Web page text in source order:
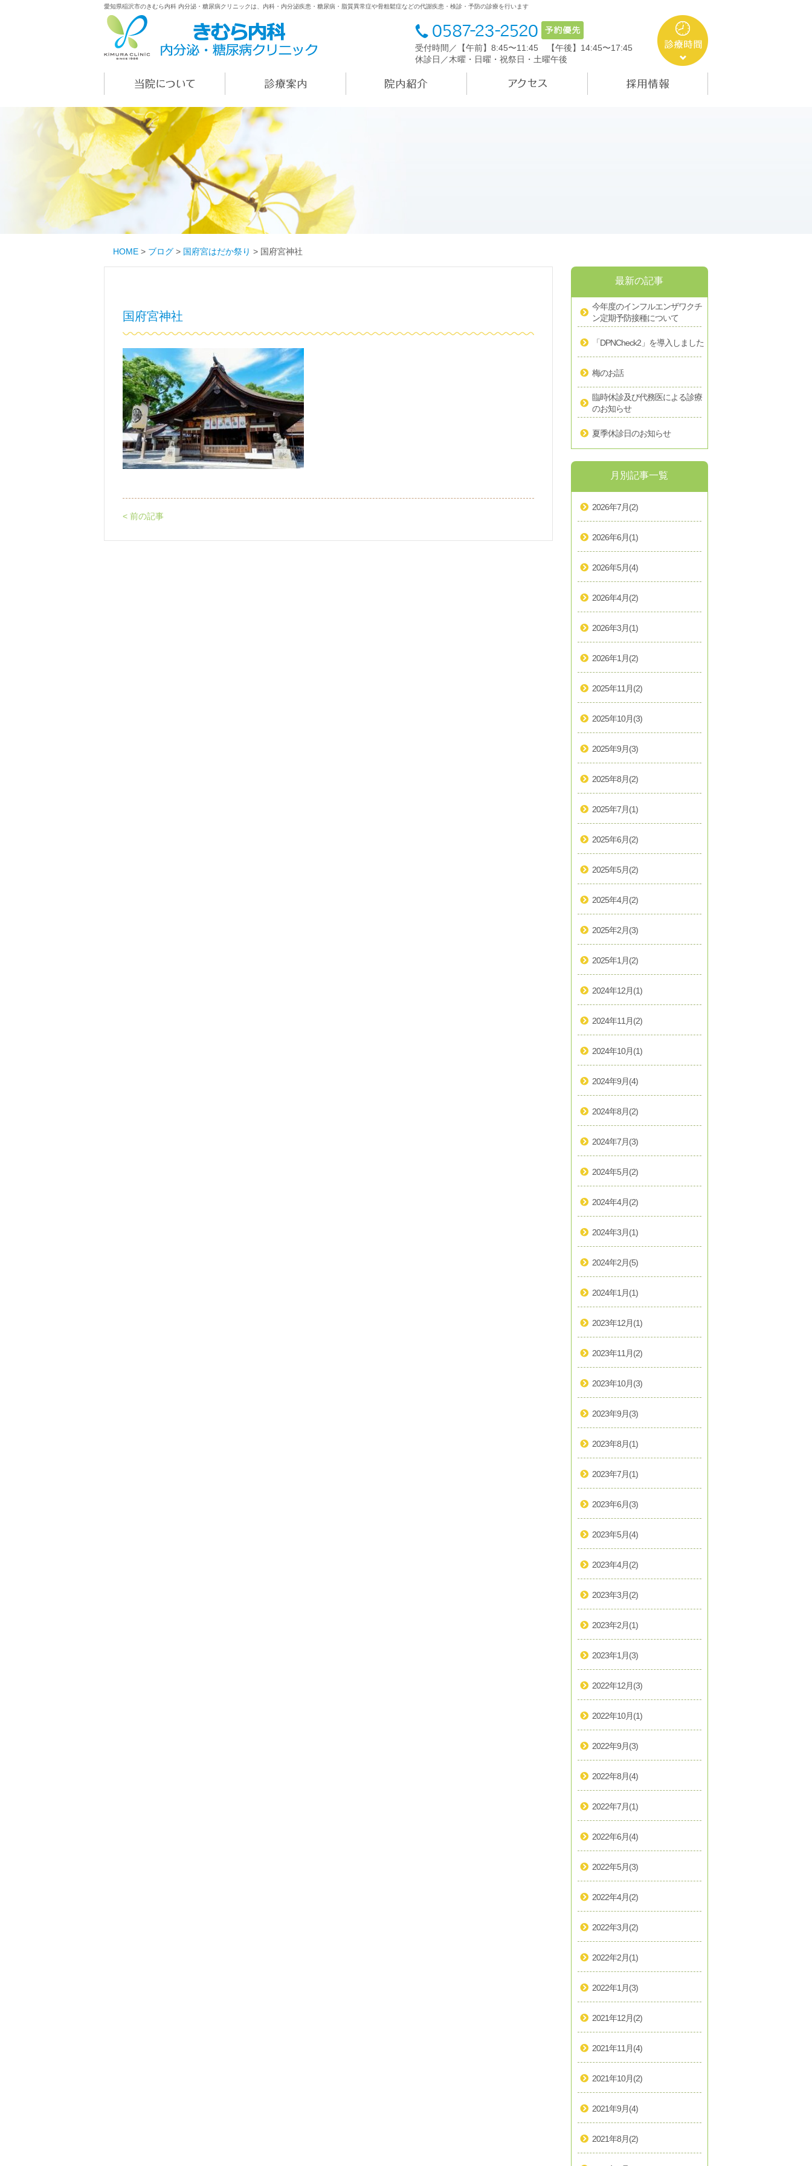
愛知県稲沢市のきむら内科 内分泌・糖尿病クリニックは、内科・内分泌疾患・糖尿病・脂質異常症や骨粗鬆症などの代謝疾患・検診・予防の診療を行います
受付時間／【午前】8:45〜11:45
【午後】14:45〜17:45
休診日／木曜・日曜・祝祭日・土曜午後
HOME > ブログ > 国府宮はだか祭り > 国府宮神社
国府宮神社
< 前の記事
最新の記事
今年度のインフルエンザワクチ
ン定期予防接種について
「DPNCheck2」を導入しました
梅のお話
臨時休診及び代務医による診療
のお知らせ
夏季休診日のお知らせ
月別記事一覧
2026年7月(2)
2026年6月(1)
2026年5月(4)
2026年4月(2)
2026年3月(1)
2026年1月(2)
2025年11月(2)
2025年10月(3)
2025年9月(3)
2025年8月(2)
2025年7月(1)
2025年6月(2)
2025年5月(2)
2025年4月(2)
2025年2月(3)
2025年1月(2)
2024年12月(1)
2024年11月(2)
2024年10月(1)
2024年9月(4)
2024年8月(2)
2024年7月(3)
2024年5月(2)
2024年4月(2)
2024年3月(1)
2024年2月(5)
2024年1月(1)
2023年12月(1)
2023年11月(2)
2023年10月(3)
2023年9月(3)
2023年8月(1)
2023年7月(1)
2023年6月(3)
2023年5月(4)
2023年4月(2)
2023年3月(2)
2023年2月(1)
2023年1月(3)
2022年12月(3)
2022年10月(1)
2022年9月(3)
2022年8月(4)
2022年7月(1)
2022年6月(4)
2022年5月(3)
2022年4月(2)
2022年3月(2)
2022年2月(1)
2022年1月(3)
2021年12月(2)
2021年11月(4)
2021年10月(2)
2021年9月(4)
2021年8月(2)